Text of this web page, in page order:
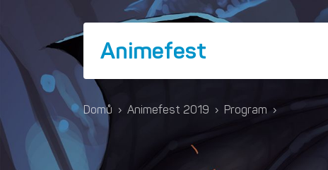
Animefest
Domů › Animefest 2019 › Program ›